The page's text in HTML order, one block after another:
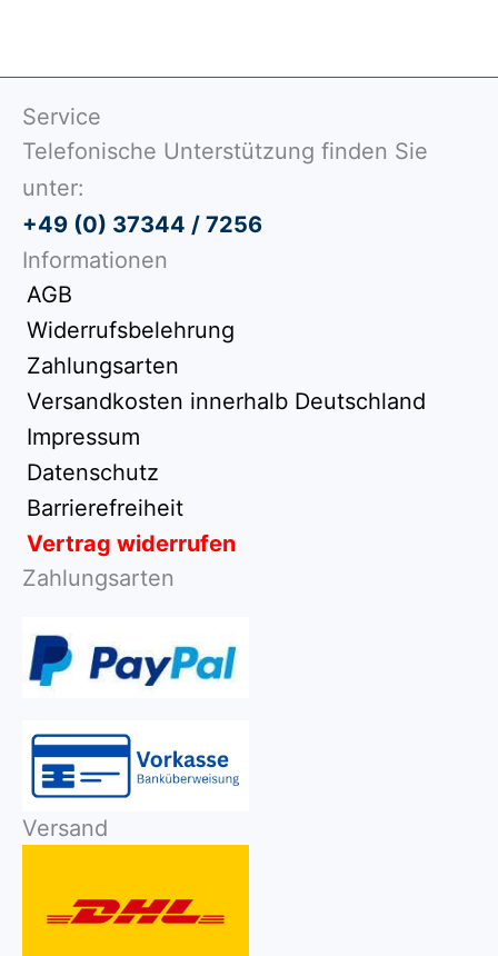
Service
Telefonische Unterstützung finden Sie
unter:
+49 (0) 37344 / 7256
Informationen
AGB
Widerrufsbelehrung
Zahlungsarten
Versandkosten innerhalb Deutschland
Impressum
Datenschutz
Barrierefreiheit
Vertrag widerrufen
Zahlungsarten
Versand